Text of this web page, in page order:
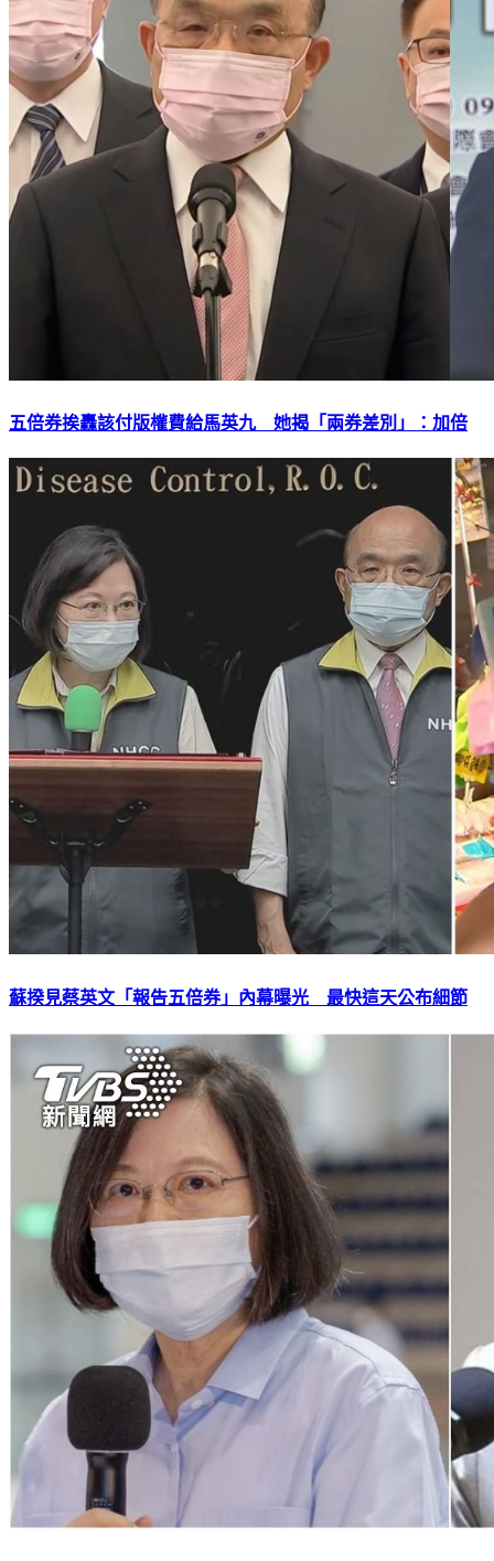
五倍券挨轟該付版權費給馬英九 她揭「兩券差別」：加倍
蘇揆見蔡英文「報告五倍券」內幕曝光 最快這天公布細節